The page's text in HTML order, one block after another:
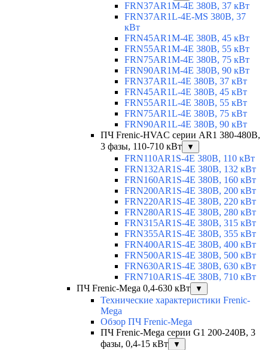
FRN37AR1M-4E 380В, 37 кВт
FRN37AR1L-4E-MS 380В, 37
кВт
FRN45AR1M-4E 380В, 45 кВт
FRN55AR1M-4E 380В, 55 кВт
FRN75AR1M-4E 380В, 75 кВт
FRN90AR1M-4E 380В, 90 кВт
FRN37AR1L-4E 380В, 37 кВт
FRN45AR1L-4E 380В, 45 кВт
FRN55AR1L-4E 380В, 55 кВт
FRN75AR1L-4E 380В, 75 кВт
FRN90AR1L-4E 380В, 90 кВт
ПЧ Frenic-HVAC серии AR1 380-480В,
3 фазы, 110-710 кВт
▼
FRN110AR1S-4E 380В, 110 кВт
FRN132AR1S-4E 380В, 132 кВт
FRN160AR1S-4E 380В, 160 кВт
FRN200AR1S-4E 380В, 200 кВт
FRN220AR1S-4E 380В, 220 кВт
FRN280AR1S-4E 380В, 280 кВт
FRN315AR1S-4E 380В, 315 кВт
FRN355AR1S-4E 380В, 355 кВт
FRN400AR1S-4E 380В, 400 кВт
FRN500AR1S-4E 380В, 500 кВт
FRN630AR1S-4E 380В, 630 кВт
FRN710AR1S-4E 380В, 710 кВт
ПЧ Frenic-Mega 0,4-630 кВт
▼
Технические характеристики Frenic-
Mega
Обзор ПЧ Frenic-Mega
ПЧ Frenic-Mega серии G1 200-240В, 3
фазы, 0,4-15 кВт
▼